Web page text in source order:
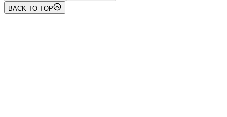
BACK TO TOP